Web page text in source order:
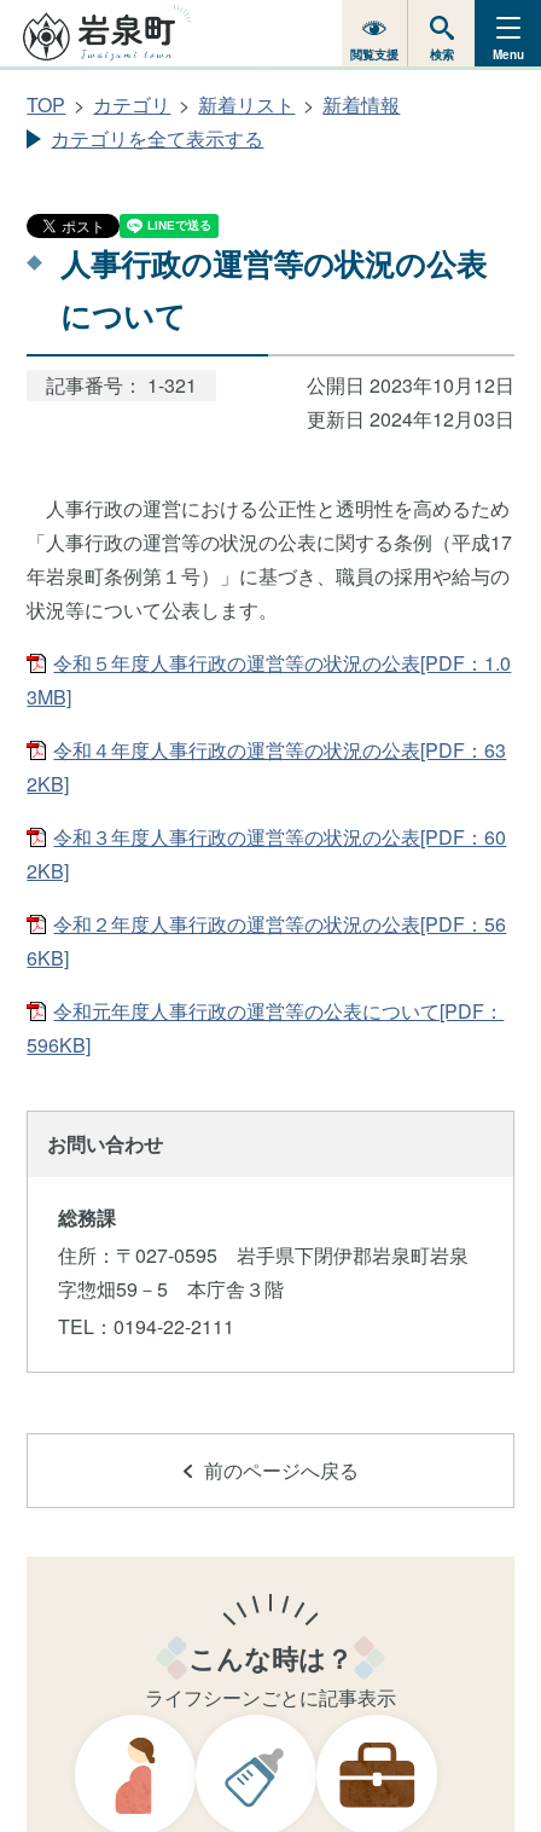
閲覧支援 検索 Menu
TOP カテゴリ 新着リスト
新着情報
カテゴリを全て表示する
人事行政の運営等の状況の公表
について
記事番号： 1-321
公開日 2023年10月12日
更新日 2024年12月03日
人事行政の運営における公正性と透明性を高めるため
「人事行政の運営等の状況の公表に関する条例（平成17
年岩泉町条例第１号）」に基づき、職員の採用や給与の
状況等について公表します。
令和５年度人事行政の運営等の状況の公表[PDF：1.0
3MB]
令和４年度人事行政の運営等の状況の公表[PDF：63
2KB]
令和３年度人事行政の運営等の状況の公表[PDF：60
2KB]
令和２年度人事行政の運営等の状況の公表[PDF：56
6KB]
令和元年度人事行政の運営等の公表について[PDF：
596KB]
お問い合わせ
総務課
住所 ：〒027-0595 岩手県下閉伊郡岩泉町岩泉
字惣畑59－5 本庁舎３階
TEL ：0194-22-2111
前のページへ戻る
こんな時は？
ライフシーンごとに記事表示